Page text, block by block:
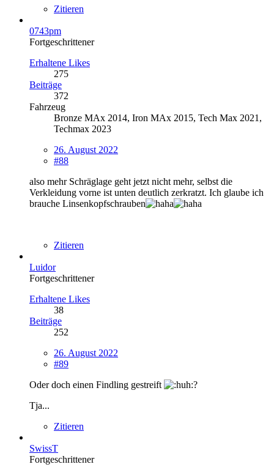
Zitieren
0743pm
Fortgeschrittener
Erhaltene Likes
275
Beiträge
372
Fahrzeug
Bronze MAx 2014, Iron MAx 2015, Tech Max 2021,
Techmax 2023
26. August 2022
#88
also mehr Schräglage geht jetzt nicht mehr, selbst die
Verkleidung vorne ist unten deutlich zerkratzt. Ich glaube ich
brauche Linsenkopfschrauben
Zitieren
Luidor
Fortgeschrittener
Erhaltene Likes
38
Beiträge
252
26. August 2022
#89
Oder doch einen Findling gestreift
?
Tja...
Zitieren
SwissT
Fortgeschrittener